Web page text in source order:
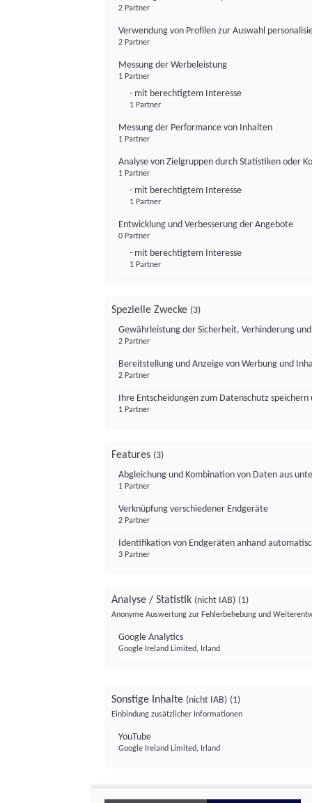
2 Partner
Verwendung von Profilen zur Auswahl
2 Partner
Messung der Werbeleistung
1 Partner
- mit berechtigtem Interesse
1 Partner
Messung der Performance von Inhalten
1 Partner
Analyse von Zielgruppen durch Statistiken oder
1 Partner
- mit berechtigtem Interesse
1 Partner
Entwicklung und Verbesserung der Angebote
0 Partner
- mit berechtigtem Interesse
1 Partner
Spezielle Zwecke (3)
Gewährleistung der Sicherheit, Verhinderung
2 Partner
Bereitstellung und Anzeige von Werbung und
2 Partner
Ihre Entscheidungen zum Datenschutz
1 Partner
Features (3)
Abgleichung und Kombination von Daten aus
1 Partner
Verknüpfung verschiedener Endgeräte
2 Partner
Identifikation von Endgeräten anhand
3 Partner
Analyse / Statistik (nicht IAB) (1)
Anonyme Auswertung zur Fehlerbehebung und
Google Analytics
Google Ireland Limited, Irland
Sonstige Inhalte (nicht IAB) (1)
Einbindung zusätzlicher Informationen
YouTube
Google Ireland Limited, Irland